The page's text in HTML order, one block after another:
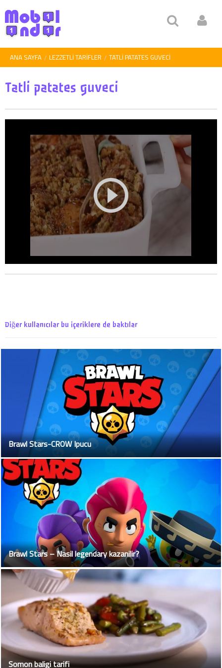
ANA SAYFA LEZZETLI TARIFLER TATLI PATATES GUVECI
Tatli patates guveci
Diğer kullanıcılar bu içeriklere de baktılar
Brawl Stars-CROW Ipucu
Brawl Stars – Nasil legendary kazanilir?
Somon baligi tarifi